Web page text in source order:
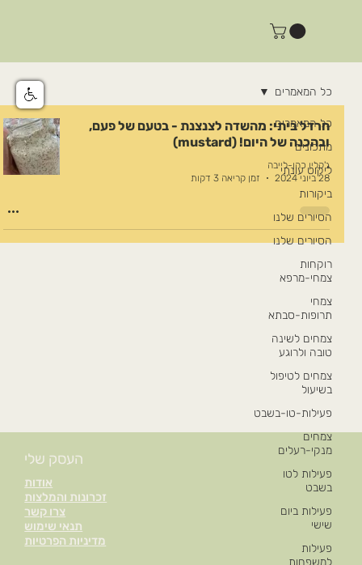
כל המאמרים
מתכונים
ליקוט עונתי
ביקורות
הסיורים שלנו
הסיורים שלנו
רוקחות
צמחי-מרפא
צמחי
תרופות-סבתא
צמחים לשינה
טובה ולרוגע
צמחים לטיפול
בשיעול
פעילות-טו-בשבט
צמחים
מנקי-רעלים
פעילות לטו
בשבט
פעילות ביום
שישי
פעילות
למשפחות
כל המאמרים
חרדל ביתי: מהשדה לצנצנת - בטעם של פעם,
ובהכנה של היום! (mustard)
ג'קלין כהן-לייבה
28 ביוני 2024
זמן קריאה 3 דקות
אודות
זכרונות והמלצות
צרו קשר
תנאי שימוש
מדיניות הפרטיות
העסק שלי